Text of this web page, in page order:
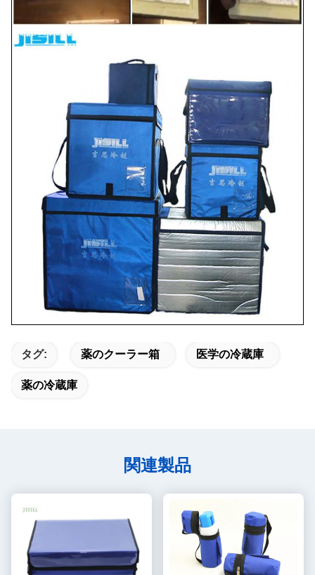
タグ: 薬のクーラー箱 医学の冷蔵庫
薬の冷蔵庫
関連製品